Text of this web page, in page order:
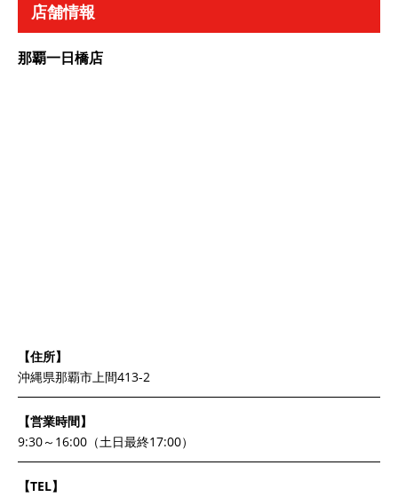
店舗情報
那覇一日橋店
【住所】
沖縄県那覇市上間413-2
【営業時間】
9:30～16:00（土日最終17:00）
【TEL】